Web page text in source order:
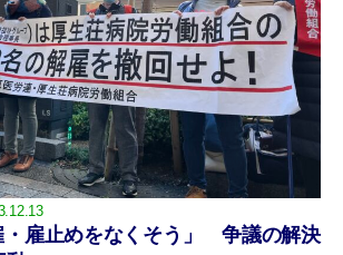
・雇止めをなくそう」 争議の解決